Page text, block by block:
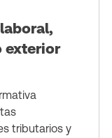
exterior
tributarios y